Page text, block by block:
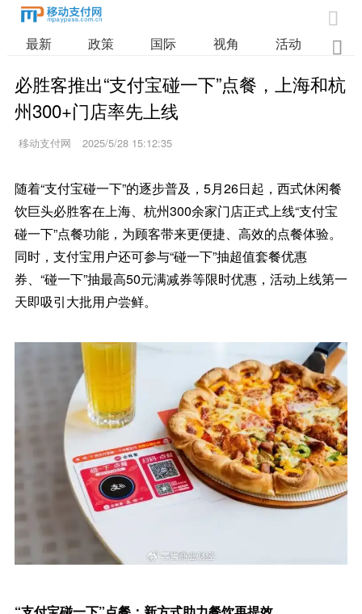

最新 政策 国际 视角 活动 业

必胜客推出“支付宝碰一下”点餐，上海和杭
州300+门店率先上线
移动支付网 2025/5/28 15:12:35
随着“支付宝碰一下”的逐步普及，5月26日起，西式休闲餐
饮巨头必胜客在上海、杭州300余家门店正式上线“支付宝
碰一下”点餐功能，为顾客带来更便捷、高效的点餐体验。
同时，支付宝用户还可参与“碰一下”抽超值套餐优惠
券、“碰一下”抽最高50元满减券等限时优惠，活动上线第一
天即吸引大批用户尝鲜。